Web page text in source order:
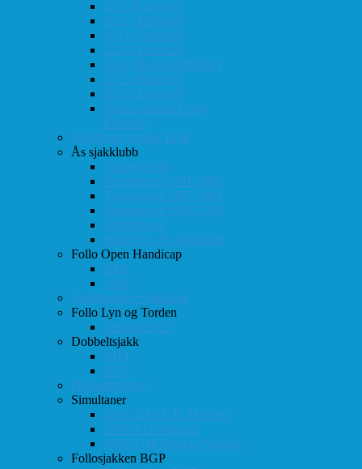
2011 (Eidsvoll)
2012 (Eidsvoll)
2013 (Eidsvoll)
2014 (Eidsvoll)
2014 (Rokaden/NSSF)
2015 (Eidsvoll)
2016 (Eidsvoll)
Kamp-statistikk mot
Eidsvoll
NM-finale for lag 1998
Ås sjakklubb
Totaloversikt
Turneringer 1981-1986
Turneringer 1987-1991
Turneringer 1992-1996
Klubbaviser
Partier fra Ås sjakklubb
Follo Open Handicap
2001
1999
Klubbavisen Sjakkalen
Follo Lyn og Torden
Februar 2013
Dobbeltsjakk
2014
2015
Østlandsserien
Simultaner
2016: GM T. R. Hansen
1999: Leif Øgaard
1996: GM Predrag Nikolic
Follosjakken BGP